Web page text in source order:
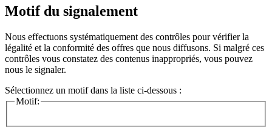
Motif du signalement
Nous effectuons systématiquement des contrôles pour vérifier la
légalité et la conformité des offres que nous diffusons. Si malgré ces
contrôles vous constatez des contenus inappropriés, vous pouvez
nous le signaler.
Sélectionnez un motif dans la liste ci-dessous :
Motif: